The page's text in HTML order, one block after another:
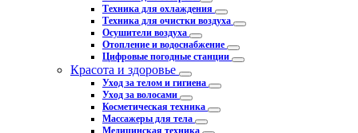
Техника для охлаждения
Техника для очистки воздуха
Осушители воздуха
Отопление и водоснабжение
Цифровые погодные станции
Красота и здоровье
Уход за телом и гигиена
Уход за волосами
Косметическая техника
Массажеры для тела